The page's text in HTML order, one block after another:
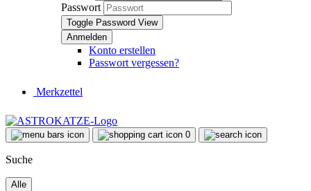
Passwort
Toggle Password View
Konto erstellen
Passwort vergessen?
Merkzettel
0
Suche
Alle